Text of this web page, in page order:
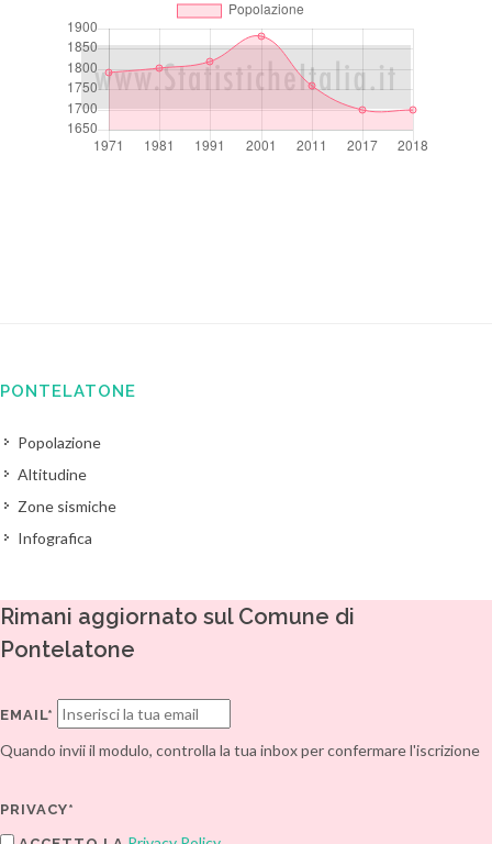
PONTELATONE
Popolazione
Altitudine
Zone sismiche
Infografica
Rimani aggiornato sul Comune di
Pontelatone
EMAIL*
Quando invii il modulo, controlla la tua inbox per confermare l'iscrizione
PRIVACY*